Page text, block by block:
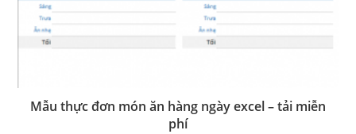
Mẫu thực đơn món ăn hàng ngày excel – tải miễn
phí